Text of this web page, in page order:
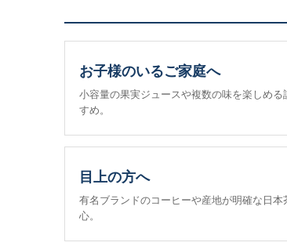
お子様のいるご家庭へ
小容量の果実ジュースや複数の味を楽しめる
すめ。
目上の方へ
有名ブランドのコーヒーや産地が明確な日本
心。